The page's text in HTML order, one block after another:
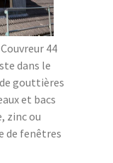
44
dans le
gouttières
et bacs
zinc ou
de fenêtres